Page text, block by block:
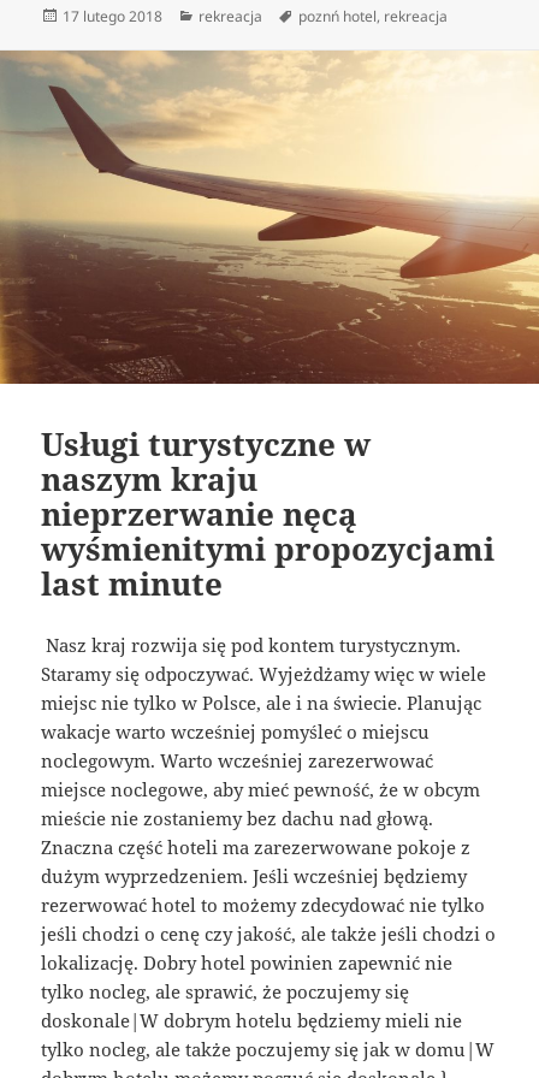
Data
17 lutego 2018 Kategorie
rekreacja Tagi
poznń hotel, rekreacja
Usługi turystyczne w
naszym kraju
nieprzerwanie nęcą
wyśmienitymi propozycjami
last minute
Nasz kraj rozwija się pod kontem turystycznym.
Staramy się odpoczywać. Wyjeżdżamy więc w wiele
miejsc nie tylko w Polsce, ale i na świecie. Planując
wakacje warto wcześniej pomyśleć o miejscu
noclegowym. Warto wcześniej zarezerwować
miejsce noclegowe, aby mieć pewność, że w obcym
mieście nie zostaniemy bez dachu nad głową.
Znaczna część hoteli ma zarezerwowane pokoje z
dużym wyprzedzeniem. Jeśli wcześniej będziemy
rezerwować hotel to możemy zdecydować nie tylko
jeśli chodzi o cenę czy jakość, ale także jeśli chodzi o
lokalizację. Dobry hotel powinien zapewnić nie
tylko nocleg, ale sprawić, że poczujemy się
doskonale|W dobrym hotelu będziemy mieli nie
tylko nocleg, ale także poczujemy się jak w domu|W